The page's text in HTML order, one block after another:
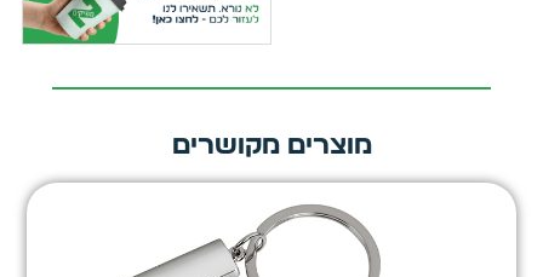
מוצרים מקושרים